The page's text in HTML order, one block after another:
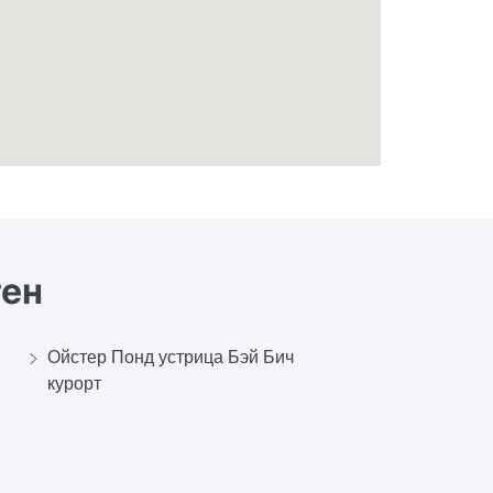
Ойстер Понд устрица Бэй Бич
курорт